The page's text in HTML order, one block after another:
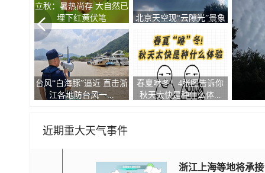
立秋：暑热尚存 大自然已
埋下红黄伏笔
北京天空现“云隙光”景象
台风“白海豚”逼近 直击浙
江各地防台风一...
春夏咻冬！4张图告诉你
秋天太快是种什么体...
近期重大天气事件
浙江上海等地将承